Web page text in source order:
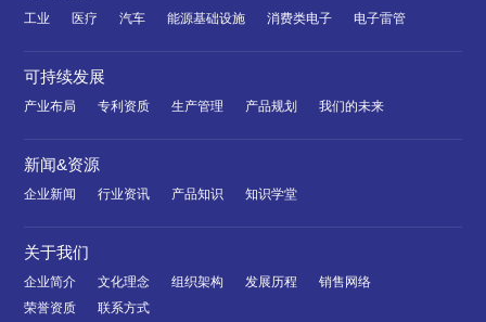
工业 医疗 汽车 能源基础设施 消费类电子 电子雷管
可持续发展
产业布局 专利资质 生产管理 产品规划 我们的未来
新闻&资源
企业新闻 行业资讯 产品知识 知识学堂
关于我们
企业简介 文化理念 组织架构 发展历程
销售网络
荣誉资质
联系方式